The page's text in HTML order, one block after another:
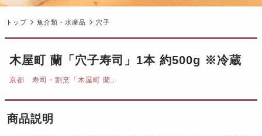
トップ 魚介類・水産品 穴子
木屋町 蘭「穴子寿司」1本 約500g ※冷蔵
京都 寿司・割烹「木屋町 蘭」
商品説明